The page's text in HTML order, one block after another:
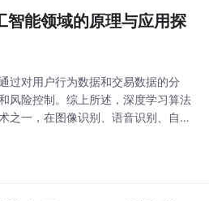
智能领域的原理与应用探
过对用户行为数据和交易数据的分
风险控制。综上所述，深度学习算法
之一，在图像识别、语音识别、自然
不断深入，深度学习必将在未来的人